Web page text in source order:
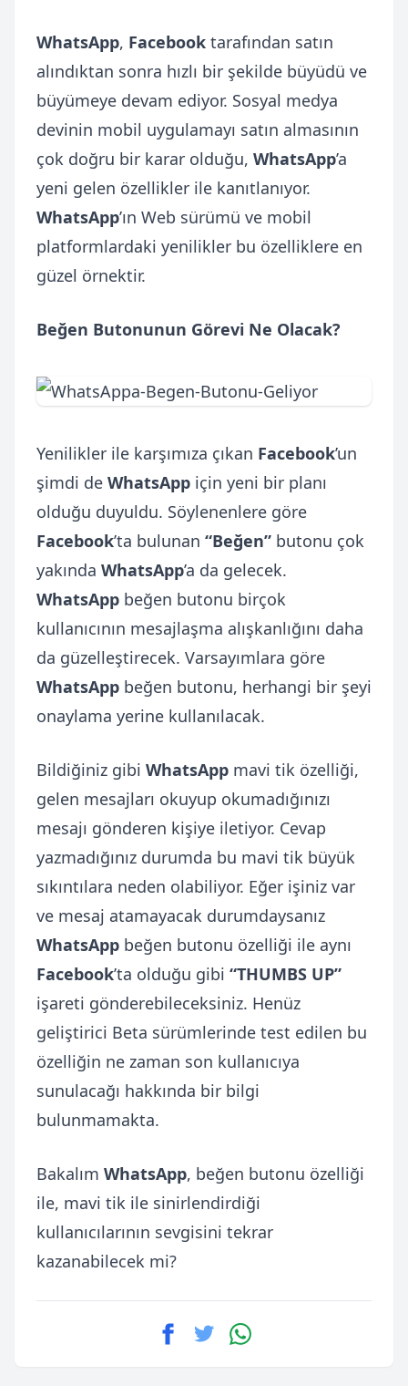
WhatsApp, Facebook tarafından satın
alındıktan sonra hızlı bir şekilde büyüdü ve
büyümeye devam ediyor. Sosyal medya
devinin mobil uygulamayı satın almasının
çok doğru bir karar olduğu, WhatsApp’a
yeni gelen özellikler ile kanıtlanıyor.
WhatsApp’ın Web sürümü ve mobil
platformlardaki yenilikler bu özelliklere en
güzel örnektir.
Beğen Butonunun Görevi Ne Olacak?
Yenilikler ile karşımıza çıkan Facebook’un
şimdi de WhatsApp için yeni bir planı
olduğu duyuldu. Söylenenlere göre
Facebook’ta bulunan “Beğen” butonu çok
yakında WhatsApp’a da gelecek.
WhatsApp beğen butonu birçok
kullanıcının mesajlaşma alışkanlığını daha
da güzelleştirecek. Varsayımlara göre
WhatsApp beğen butonu, herhangi bir şeyi
onaylama yerine kullanılacak.
Bildiğiniz gibi WhatsApp mavi tik özelliği,
gelen mesajları okuyup okumadığınızı
mesajı gönderen kişiye iletiyor. Cevap
yazmadığınız durumda bu mavi tik büyük
sıkıntılara neden olabiliyor. Eğer işiniz var
ve mesaj atamayacak durumdaysanız
WhatsApp beğen butonu özelliği ile aynı
Facebook’ta olduğu gibi “THUMBS UP”
işareti gönderebileceksiniz. Henüz
geliştirici Beta sürümlerinde test edilen bu
özelliğin ne zaman son kullanıcıya
sunulacağı hakkında bir bilgi
bulunmamakta.
Bakalım WhatsApp, beğen butonu özelliği
ile, mavi tik ile sinirlendirdiği
kullanıcılarının sevgisini tekrar
kazanabilecek mi?